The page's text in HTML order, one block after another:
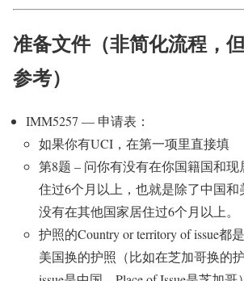
准备文件（非简化流程，
参考）
IMM5257 — 申请表：
如果你有UCI，在第一项里直接填
第8题 – 问你有没有在你国籍国和
住过6个月以上，也就是除了中国
没有在其他国家居住过6个月以上。
护照的Country or territory of issue都
美国换的护照（比如在芝加哥换的